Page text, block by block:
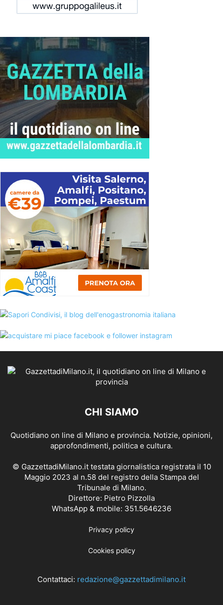
CHI SIAMO
Quotidiano on line di Milano e provincia. Notizie, opinioni,
approfondimenti, politica e cultura.
© GazzettadiMilano.it testata giornalistica registrata il 10
Maggio 2023 al n.58 del registro della Stampa del
Tribunale di Milano.
Direttore: Pietro Pizzolla
WhatsApp & mobile: 351.5646236
Privacy policy
Cookies policy
Contattaci: redazione@gazzettadimilano.it